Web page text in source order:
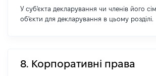
У суб'єкта декларування чи членів його
об'єкти для декларування в цьому розділі.
8. Корпоративні права